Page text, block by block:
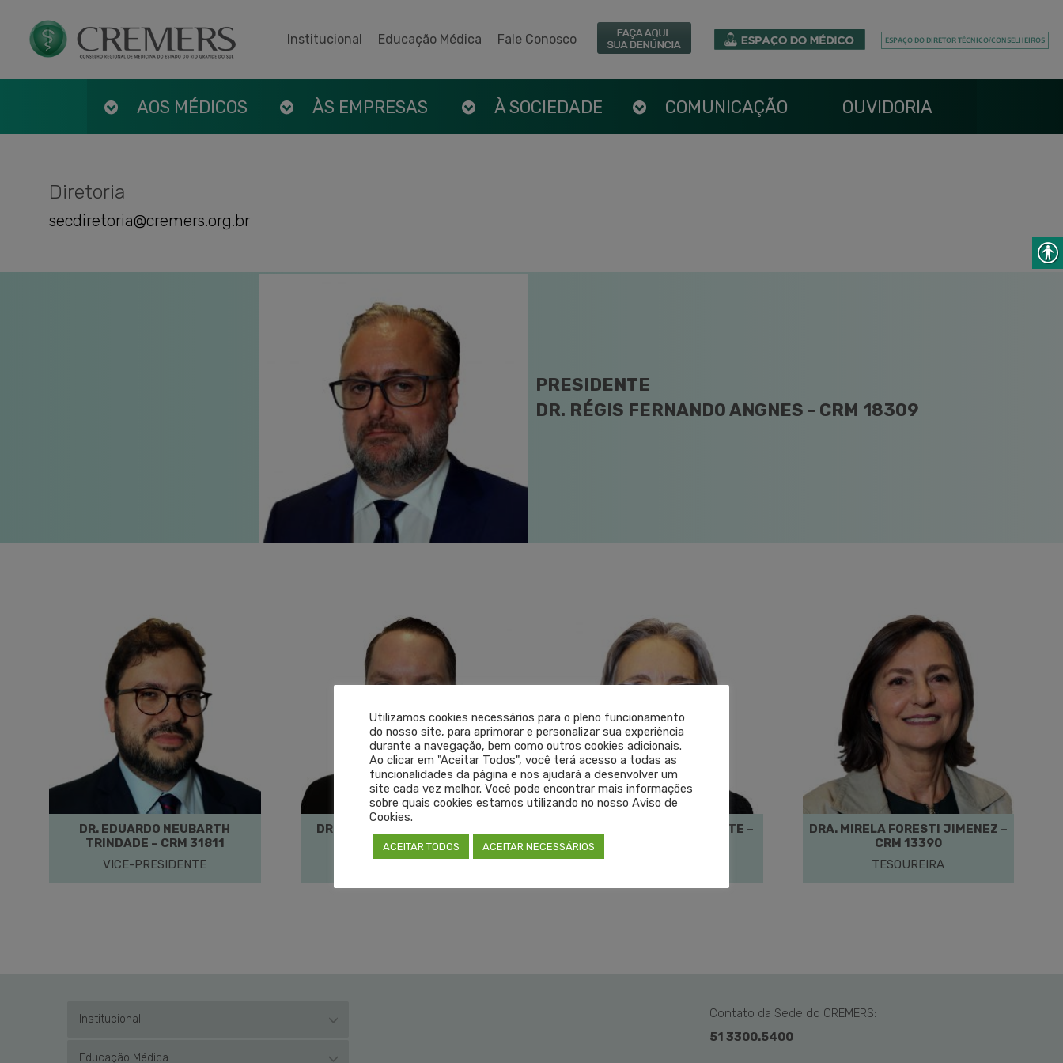
Institucional Educação Médica Fale Conosco
AOS MÉDICOS ÀS EMPRESAS À SOCIEDADE COMUNICAÇÃO OUVIDORIA
Diretoria
secdiretoria@cremers.org.br
PRESIDENTE
DR. RÉGIS FERNANDO ANGNES - CRM 18309
DR. EDUARDO NEUBARTH
TRINDADE – CRM 31811
VICE-PRESIDENTE
DR. NELSON SIVONEI DA SILVA
BATEZINI – CRM 26958
DRA. LAÍS DEL PINO LEBOUTTE –
DRA. MIRELA FORESTI JIMENEZ –
CRM 13390
TESOUREIRA
Institucional
Educação Médica
Contato da Sede do CREMERS:
51 3300.5400
Utilizamos cookies necessários para o pleno funcionamento
do nosso site, para aprimorar e personalizar sua experiência
durante a navegação, bem como outros cookies adicionais.
Ao clicar em "Aceitar Todos", você terá acesso a todas as
funcionalidades da página e nos ajudará a desenvolver um
site cada vez melhor. Você pode encontrar mais informações
sobre quais cookies estamos utilizando no nosso Aviso de
Cookies.
ACEITAR TODOS ACEITAR NECESSÁRIOS